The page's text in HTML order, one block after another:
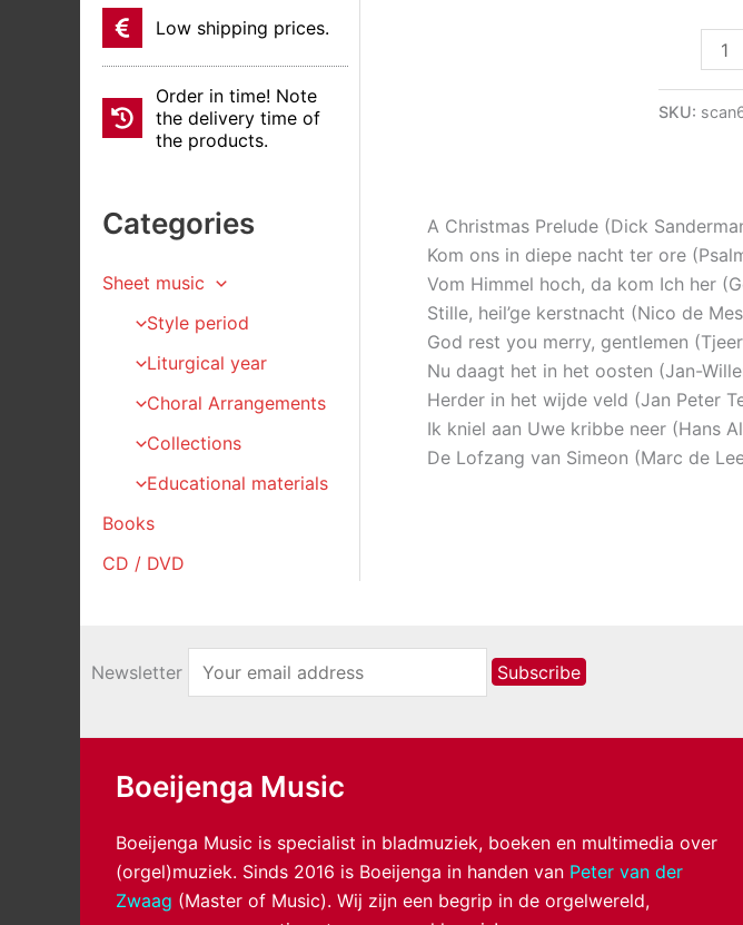
Low shipping prices.
Order in time! Note
the delivery time of
the products.
Categories
Sheet music
Style period
Liturgical year
Choral Arrangements
Collections
Educational materials
Books
CD / DVD
deel
aantal
SKU:
A Christmas Prelude (Dick
Kom ons in diepe nacht ter ore
Vom Himmel hoch, da kom Ich her
Stille, heil’ge kerstnacht (Nico de
God rest you merry, gentlemen
Nu daagt het in het oosten (Jan-
Herder in het wijde veld (Jan Peter
Ik kniel aan Uwe kribbe neer (Hans
De Lofzang van Simeon (Marc de
Newsletter
Boeijenga Music
Boeijenga Music is specialist in bladmuziek, boeken en multimedia over
(orgel)muziek. Sinds 2016 is Boeijenga in handen van Peter van der
Zwaag (Master of Music). Wij zijn een begrip in de orgelwereld,